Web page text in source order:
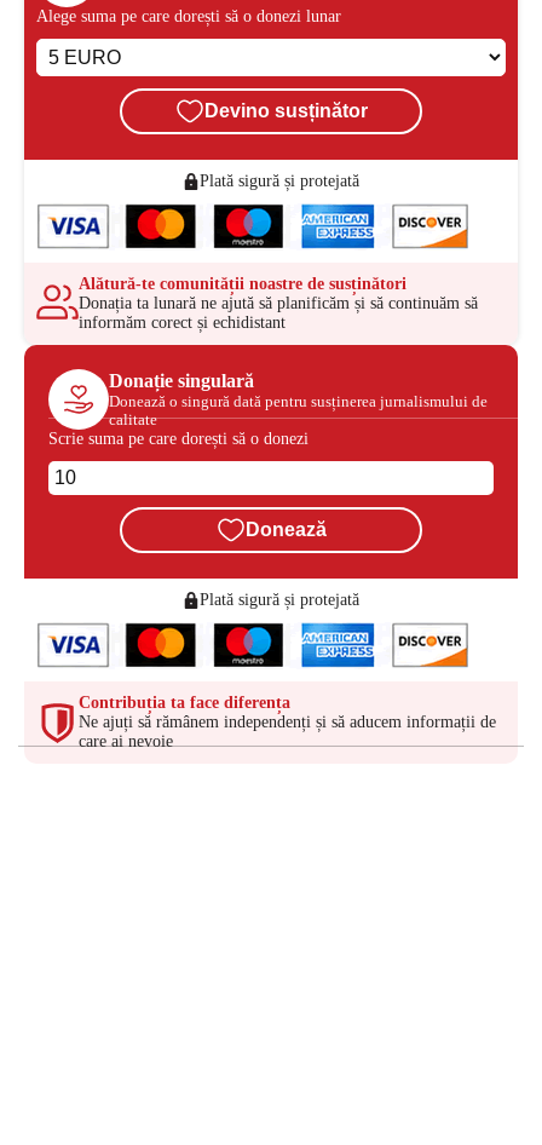
Alege suma pe care dorești să o donezi lunar
Devino susținător
Plată sigură și protejată
Alătură-te comunității noastre de susținători
Donația ta lunară ne ajută să planificăm și să continuăm să
informăm corect și echidistant
Donație singulară
Donează o singură dată pentru susținerea jurnalismului de
calitate
Scrie suma pe care dorești să o donezi
Donează
Plată sigură și protejată
Contribuția ta face diferența
Ne ajuți să rămânem independenți și să aducem informații de
care ai nevoie